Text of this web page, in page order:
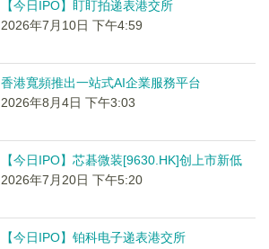
【今日IPO】盯盯拍递表港交所
2026年7月10日 下午4:59
香港寬頻推出一站式AI企業服務平台
2026年8月4日 下午3:03
【今日IPO】芯碁微装[9630.HK]创上市新低
2026年7月20日 下午5:20
【今日IPO】铂科电子递表港交所